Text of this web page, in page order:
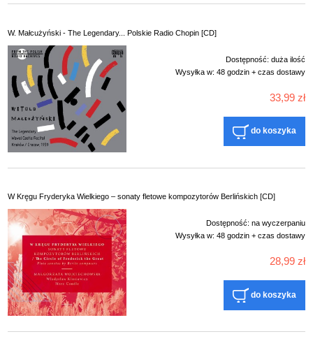
W. Małcużyński - The Legendary... Polskie Radio Chopin [CD]
Dostępność: duża ilość
Wysyłka w: 48 godzin + czas dostawy
33,99 zł
do koszyka
W Kręgu Fryderyka Wielkiego – sonaty fletowe kompozytorów Berlińskich [CD]
Dostępność: na wyczerpaniu
Wysyłka w: 48 godzin + czas dostawy
28,99 zł
do koszyka